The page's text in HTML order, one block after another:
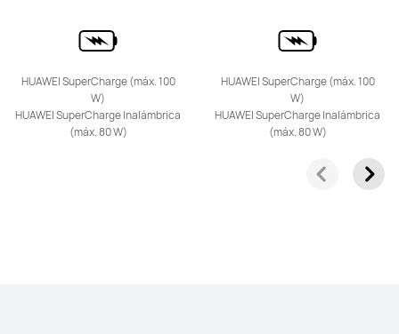
HUAWEI nova 13 Pro
HUAWEI SuperCharge (máx. 100
W)
HUAWEI SuperCharge Inalámbrica
(máx. 80 W)
HUAWEI SuperCharge (máx. 100
W)
HUAWEI SuperCharge Inalámbrica
(máx. 80 W)